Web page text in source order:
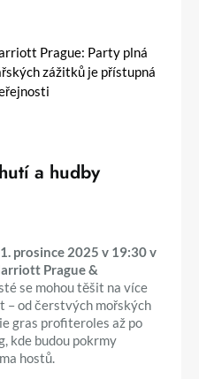
a hudby
prosince 2025 v 19:30 v
Prague &
se mohou těšit na více
– od čerstvých mořských
gras profiteroles až po
kde budou pokrmy
hostů.